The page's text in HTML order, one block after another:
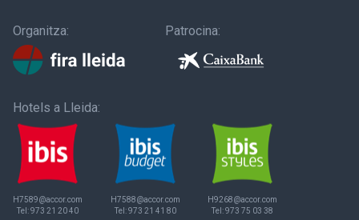
Organitza: Patrocina:
Hotels a Lleida:
H7589@accor.com
Tel:973 21 20 40
H7588@accor.com
Tel:973 21 41 80
H9268@accor.com
Tel:973 75 03 38